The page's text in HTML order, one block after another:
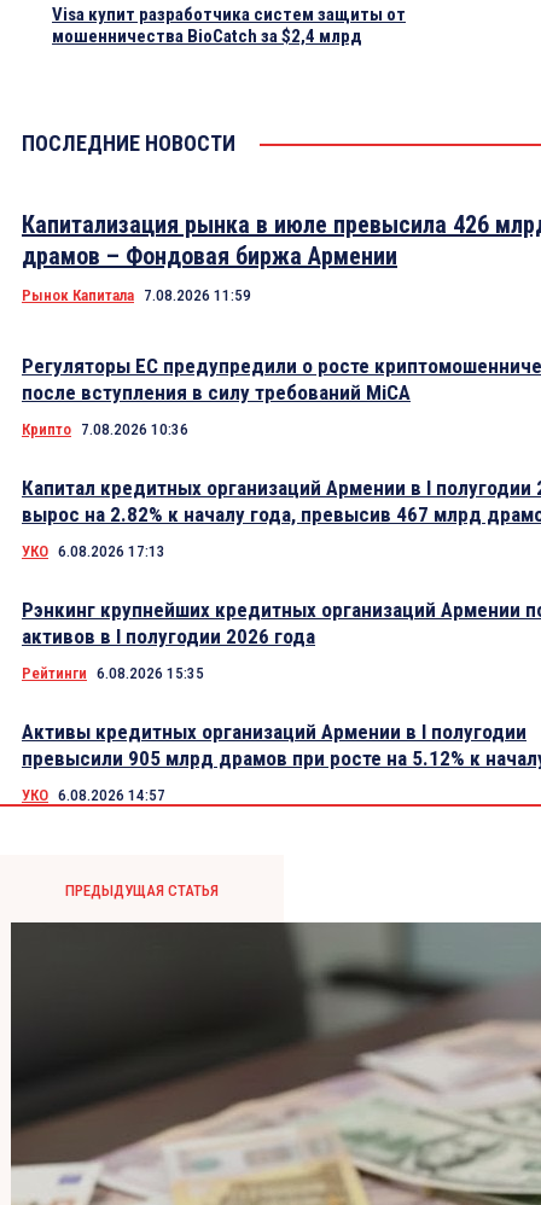
Visa купит разработчика систем защиты от
мошенничества BioCatch за $2,4 млрд
ПОСЛЕДНИЕ НОВОСТИ
Капитализация рынка в июле превысила 426
драмов – Фондовая биржа Армении
Рынок Капитала 7.08.2026 11:59
Регуляторы ЕС предупредили о росте
после вступления в силу требований MiCA
Крипто 7.08.2026 10:36
Капитал кредитных организаций Армении в I полугодии
вырос на 2.82% к началу года, превысив 467 млрд
УКО 6.08.2026 17:13
Рэнкинг крупнейших кредитных организаций Армении
активов в I полугодии 2026 года
Рейтинги 6.08.2026 15:35
Активы кредитных организаций Армении в I полугодии
превысили 905 млрд драмов при росте на 5.12% к
УКО 6.08.2026 14:57
ПРЕДЫДУЩАЯ СТАТЬЯ